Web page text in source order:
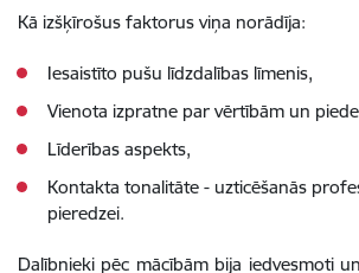
Kā izšķīrošus faktorus viņa norādīja:
Iesaistīto pušu līdzdalības līmenis,
Vienota izpratne par vērtībām un
Līderības aspekts,
Kontakta tonalitāte - uzticēšanās
pieredzei.
Dalībnieki pēc mācībām bija iedvesmoti